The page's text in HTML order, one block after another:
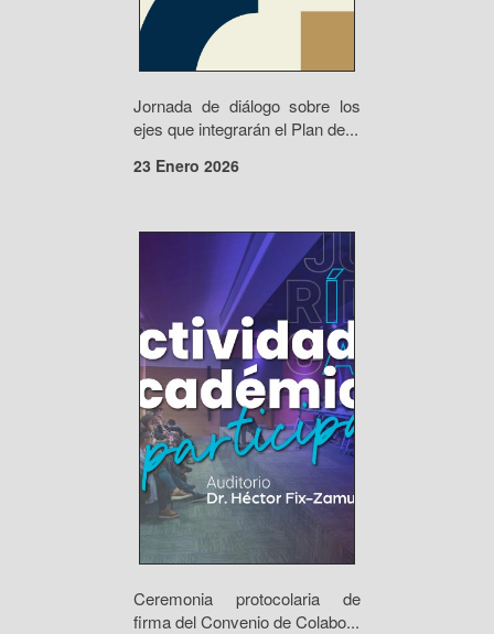
Jornada de diálogo sobre los
ejes que integrarán el Plan de...
23 Enero 2026
Ceremonia protocolaria de
firma del Convenio de Colabo...